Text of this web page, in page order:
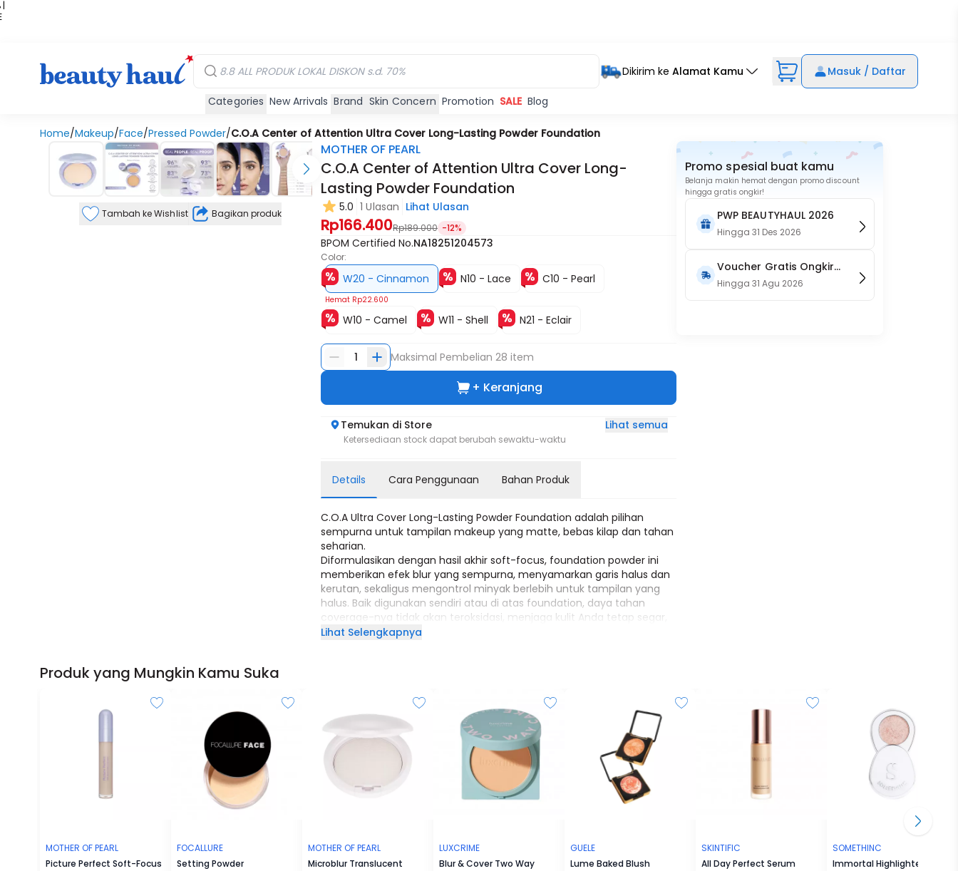
|
Dikirim ke Alamat Kamu Masuk / Daftar
Categories New Arrivals Brand Skin Concern Promotion SALE Blog
Home/Makeup/Face/Pressed Powder/C.O.A Center of Attention Ultra Cover Long-Lasting Powder Foundation
Tambah ke Wishlist Bagikan produk
MOTHER OF PEARL
C.O.A Center of Attention Ultra Cover Long-
Lasting Powder Foundation
5.0 1 Ulasan Lihat Ulasan
Rp166.400Rp189.000 -12%
BPOM Certified No.NA18251204573
Color:
W20 - Cinnamon
Hemat Rp22.600
N10 - Lace C10 - Pearl
W10 - Camel W11 - Shell N21 - Eclair
1 Maksimal Pembelian28 item
+ Keranjang
Temukan di Store Lihat semua
Ketersediaan stock dapat berubah sewaktu-waktu
Details Cara Penggunaan Bahan Produk
C.O.A Ultra Cover Long-Lasting Powder Foundation adalah pilihan
sempurna untuk tampilan makeup yang matte, bebas kilap dan tahan
seharian.
Diformulasikan dengan hasil akhir soft-focus, foundation powder ini
memberikan efek blur yang sempurna, menyamarkan garis halus dan
kerutan, sekaligus mengontrol minyak berlebih untuk tampilan yang
halus. Baik digunakan sendiri atau di atas foundation, daya tahan
coverage-nya tidak akan teroksidasi, menjaga kulit Anda tetap segar,
merata, dan matte lembut sepanjang hari.
Lihat Selengkapnya
Promo spesial buat kamu
Belanja makin hemat dengan promo discount
hingga gratis ongkir!
PWP BEAUTYHAUL 2026
Hingga31 Des 2026
Voucher Gratis Ongkir
15RB (Only on Website)
Hingga31 Agu 2026
Produk yang Mungkin Kamu Suka
MOTHER OF PEARL
Picture Perfect Soft-Focus
FOCALLURE
Setting Powder
MOTHER OF PEARL
Microblur Translucent
LUXCRIME
Blur & Cover Two Way
GUELE
Lume Baked Blush
SKINTIFIC
All Day Perfect Serum
SOMETHINC
Immortal Highlighter